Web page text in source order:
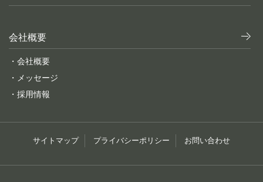
会社概要
・会社概要
・メッセージ
・採用情報
サイトマップ プライバシーポリシー お問い合わせ